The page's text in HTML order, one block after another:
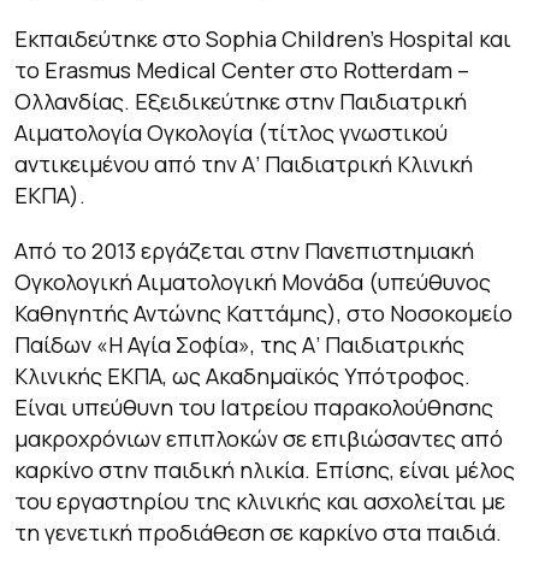
Εκπαιδεύτηκε στο Sophia Children’s Hospital και
το Erasmus Medical Center στο Rotterdam –
Ολλανδίας. Εξειδικεύτηκε στην Παιδιατρική
Αιματολογία Ογκολογία (τίτλος γνωστικού
αντικειμένου από την Α’ Παιδιατρική Κλινική
ΕΚΠΑ).
Από το 2013 εργάζεται στην Πανεπιστημιακή
Oγκολογική Αιματολογική Μονάδα (υπεύθυνος
Καθηγητής Αντώνης Καττάμης), στο Νοσοκομείο
Παίδων «Η Αγία Σοφία», της Α’ Παιδιατρικής
Κλινικής ΕΚΠΑ, ως Ακαδημαϊκός Υπότροφος.
Είναι υπεύθυνη του Ιατρείου παρακολούθησης
μακροχρόνιων επιπλοκών σε επιβιώσαντες από
καρκίνο στην παιδική ηλικία. Επίσης, είναι μέλος
του εργαστηρίου της κλινικής και ασχολείται με
τη γενετική προδιάθεση σε καρκίνο στα παιδιά.